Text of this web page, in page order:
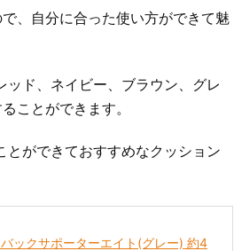
、自分に合った使い方ができて魅
ッド、ネイビー、ブラウン、グレ
ことができます。
とができておすすめなクッション
ックサポーターエイト(グレー) 約4